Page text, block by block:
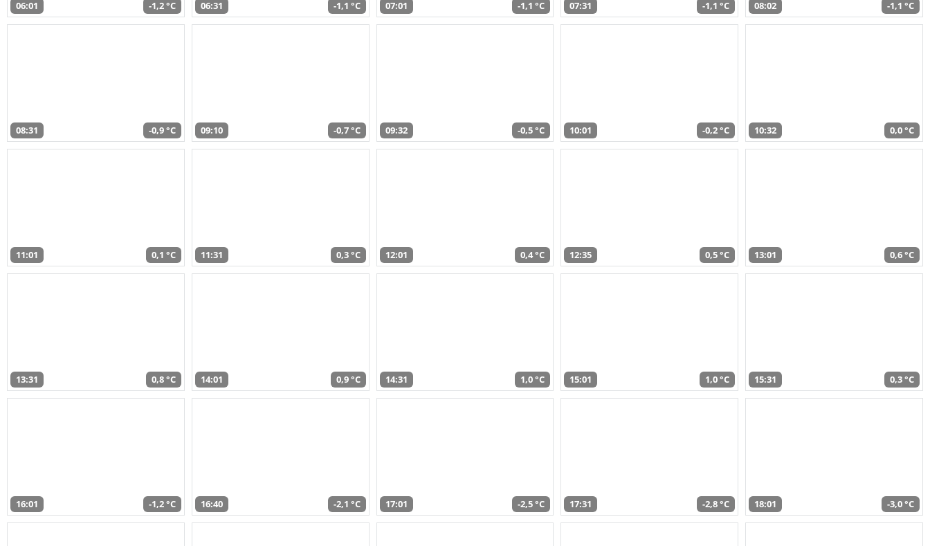
06:01 -1,2 °C 06:31 -1,1 °C 07:01 -1,1 °C 07:31 -1,1 °C 08:02 -1,1 °C
08:31 -0,9 °C 09:10 -0,7 °C 09:32 -0,5 °C 10:01 -0,2 °C 10:32 0,0 °C
11:01 0,1 °C 11:31 0,3 °C 12:01 0,4 °C 12:35 0,5 °C 13:01 0,6 °C
13:31 0,8 °C 14:01 0,9 °C 14:31 1,0 °C 15:01 1,0 °C 15:31 0,3 °C
16:01 -1,2 °C 16:40 -2,1 °C 17:01 -2,5 °C 17:31 -2,8 °C 18:01 -3,0 °C